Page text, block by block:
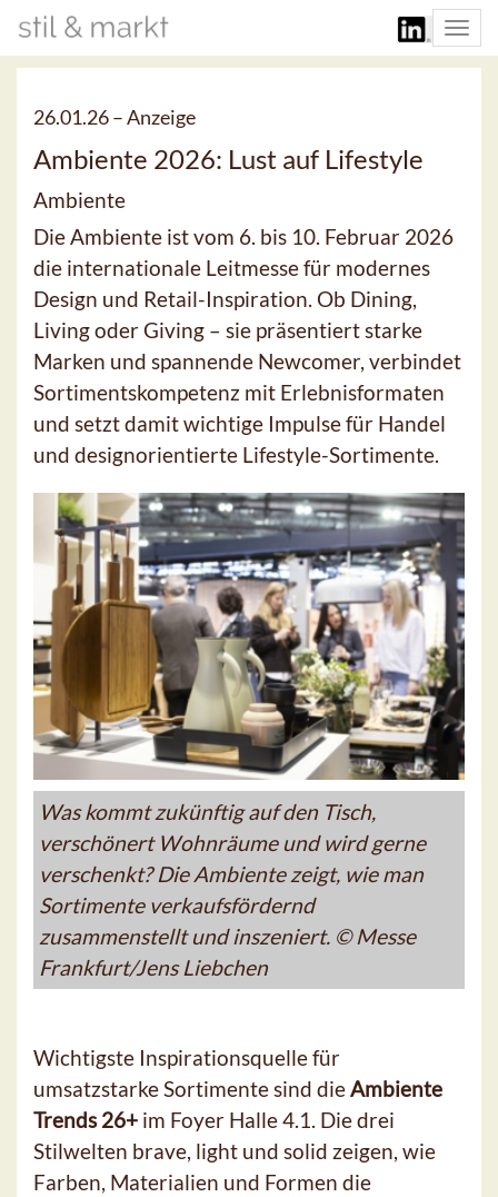
26.01.26 –Anzeige
Ambiente 2026: Lust auf Lifestyle
Ambiente
Die Ambiente ist vom 6. bis 10. Februar 2026
die internationale Leitmesse für modernes
Design und Retail-Inspiration. Ob Dining,
Living oder Giving – sie präsentiert starke
Marken und spannende Newcomer, verbindet
Sortimentskompetenz mit Erlebnisformaten
und setzt damit wichtige Impulse für Handel
und designorientierte Lifestyle-Sortimente.
Was kommt zukünftig auf den Tisch,
verschönert Wohnräume und wird gerne
verschenkt? Die Ambiente zeigt, wie man
Sortimente verkaufsfördernd
zusammenstellt und inszeniert. © Messe
Frankfurt/Jens Liebchen
Wichtigste Inspirationsquelle für
umsatzstarke Sortimente sind dieAmbiente
Trends 26+ im Foyer Halle 4.1. Die drei
Stilwelten brave, light und solid zeigen, wie
Farben, Materialien und Formen die